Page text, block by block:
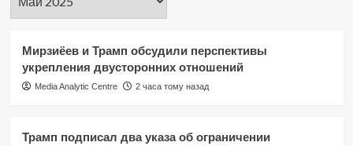
Мирзиёев и Трамп обсудили перспективы
укрепления двусторонних отношений
Media Analytic Centre 2 часа тому назад
Трамп подписал два указа об ограничении